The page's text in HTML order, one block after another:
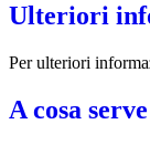
Ulteriori
Per ulteriori
A cosa serve